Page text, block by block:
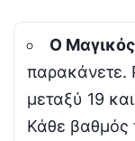
Ο
παρακάνετε.
μεταξύ 19
Κάθε βαθμός